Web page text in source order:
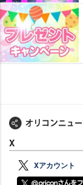
X
Xアカウント